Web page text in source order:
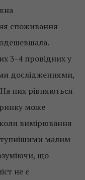
споживання
3-4 провідних у
дослідженнями,
них рівняються
може
вимірювання
малим
що
не є